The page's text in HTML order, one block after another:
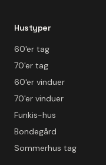
Hustyper
60'er tag
70'er tag
60'er vinduer
70'er vinduer
Funkis-hus
Bondegård
Sommerhus tag